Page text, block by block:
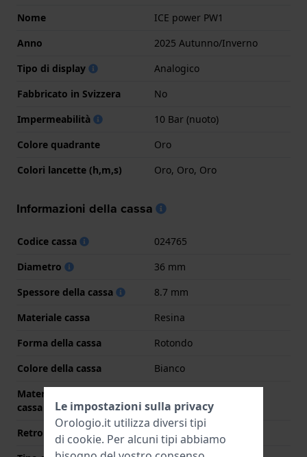
Nome
ICE power PW1
Anno
2025 Autunno/Inverno
Tipo di display
Analogico
Fabbricato in Svizzera
No
Impermeabilità
10 Bar (nuoto)
Colore quadrante
Oro
Colori lancette (h,m,s)
Oro, Oro, Oro
Informazioni della cassa
Codice cassa
024765
Diametro
36 mm
Spessore della cassa
8.7 mm
Materiale cassa
Resina
Forma della cassa
Rotondo
Colore della cassa
Bianco
Materiale del retro della
cassa
Retro cassa
Fondello avvitato
Le impostazioni sulla privacy
Orologio.it utilizza diversi tipi
di cookie. Per alcuni tipi abbiamo